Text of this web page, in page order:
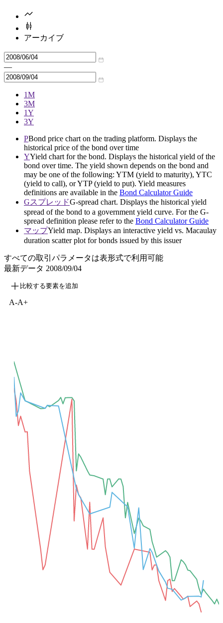
アーカイブ
—
1M
3M
1Y
3Y
PBond price chart on the trading platform. Displays the
historical price of the bond over time
YYield chart for the bond. Displays the historical yield of the
bond over time. The yield shown depends on the bond and
may be one of the following: YTM (yield to maturity), YTC
(yield to call), or YTP (yield to put). Yield measures
definitions are available in the Bond Calculator Guide
GスプレッドG-spread chart. Displays the historical yield
spread of the bond to a government yield curve. For the G-
spread definition please refer to the Bond Calculator Guide
マップYield map. Displays an interactive yield vs. Macaulay
duration scatter plot for bonds issued by this issuer
すべての取引パラメータは表形式で利用可能
最新データ 2008/09/04
比較する要素を追加